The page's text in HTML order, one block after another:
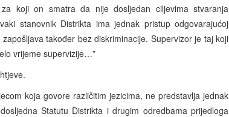
koji on smatra da nije dosljedan ciljevima stvaranja
stanovnik Distrikta ima jednak pristup odgovarajućoj
također bez diskriminacije. Supervizor je taj koji
vrijeme supervizije…”
koja govore različitim jezicima, ne predstavlja jednak
Statutu Distrikta i drugim odredbama prijedloga